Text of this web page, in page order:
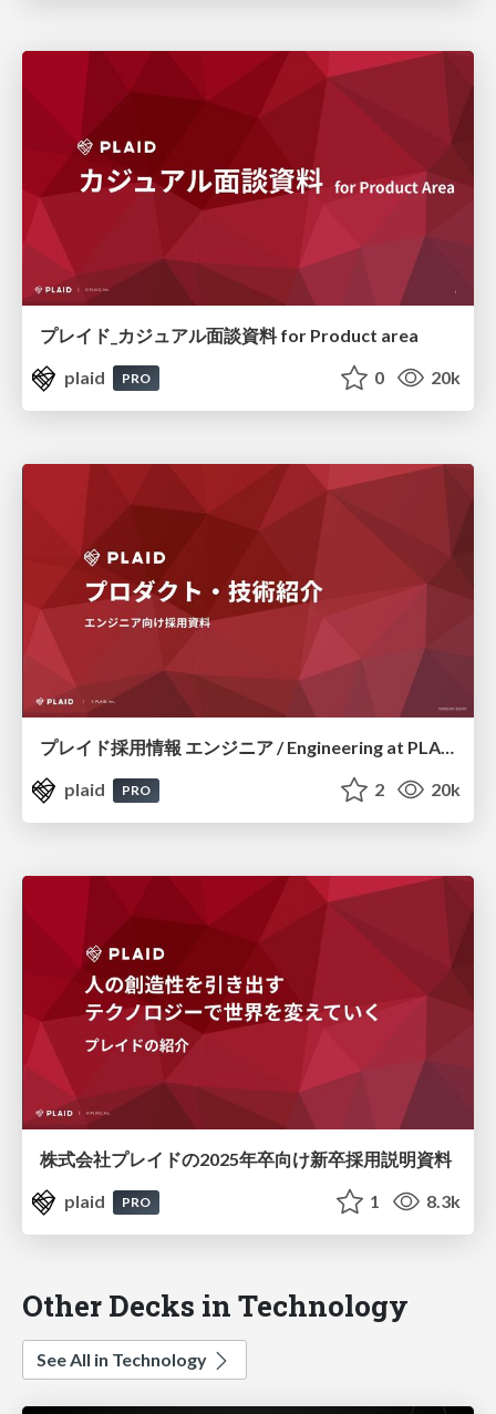
プレイド_カジュアル面談資料 for Product area
plaid
PRO 0 20k
プレイド採用情報 エンジニア / Engineering at PLAID
plaid
PRO 2 20k
株式会社プレイドの2025年卒向け新卒採用説明資料
plaid
PRO 1 8.3k
Other Decks in Technology
See All in Technology